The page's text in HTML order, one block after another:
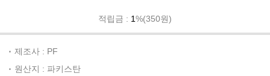
적립금 : 1%(350원)
제조사 : PF
원산지 : 파키스탄